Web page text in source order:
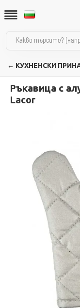
← КУХНЕНСКИ
Ръкавица с
Lacor